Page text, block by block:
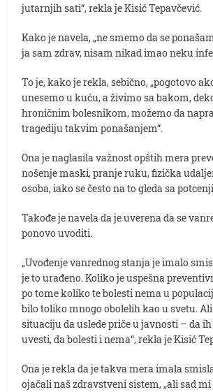
jutarnjih sati“, rekla je Kisić Tepavčević.
Kako je navela, „ne smemo da se
ja sam zdrav, nisam nikad imao neku
To je, kako je rekla, sebično, „pogotovo
unesemo u kuću, a živimo sa bakom,
hroničnim bolesnikom, možemo da
tragediju takvim ponašanjem“.
Ona je naglasila važnost opštih mera
nošenje maski, pranje ruku, fizička
osoba, iako se često na to gleda sa
Takođe je navela da je uverena da se
ponovo uvoditi.
„Uvođenje vanrednog stanja je imalo
je to urađeno. Koliko je uspešna
po tome koliko te bolesti nema u
bilo toliko mnogo obolelih kao u svetu.
situaciju da uslede priče u javnosti – da
uvesti, da bolesti i nema“, rekla je Kisić
Ona je rekla da je takva mera imala
ojačali naš zdravstveni sistem, „ali sad